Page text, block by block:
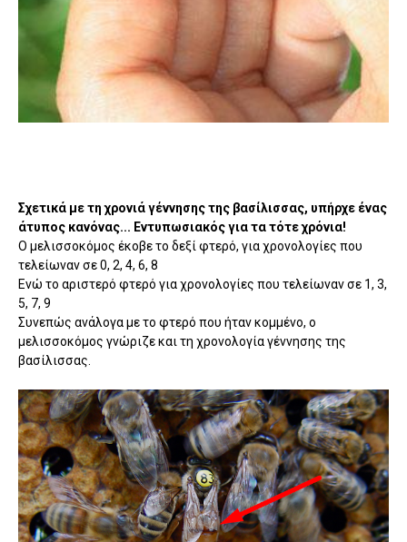
Σχετικά με τη χρονιά γέννησης της βασίλισσας, υπήρχε ένας
άτυπος κανόνας... Εντυπωσιακός για τα τότε χρόνια!
Ο μελισσοκόμος έκοβε το δεξί φτερό, για χρονολογίες που
τελείωναν σε 0, 2, 4, 6, 8
Ενώ το αριστερό φτερό για χρονολογίες που τελείωναν σε 1, 3,
5, 7, 9
Συνεπώς ανάλογα με το φτερό που ήταν κομμένο, ο
μελισσοκόμος γνώριζε και τη χρονολογία γέννησης της
βασίλισσας.